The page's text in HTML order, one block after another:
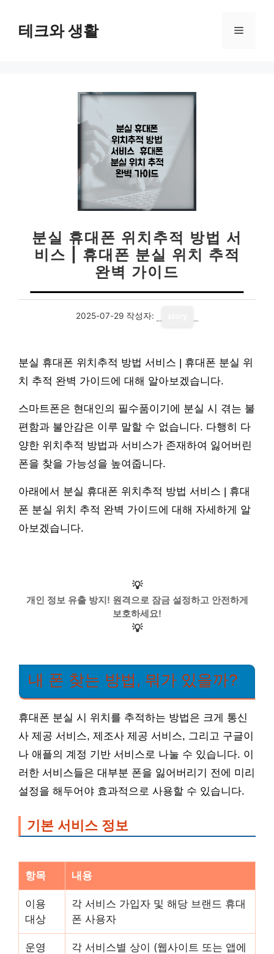
테크와 생활 메
분실 휴대폰 위치추적 방법 서
비스 | 휴대폰 분실 위치 추적
완벽 가이드
2025-07-29 작성자:
분실 휴대폰 위치추적 방법 서비스 | 휴대폰 분실 위
치 추적 완벽 가이드에 대해 알아보겠습니다.
스마트폰은 현대인의 필수품이기에 분실 시 겪는 불
편함과 불안감은 이루 말할 수 없습니다. 다행히 다
양한 위치추적 방법과 서비스가 존재하여 잃어버린
폰을 찾을 가능성을 높여줍니다.
아래에서 분실 휴대폰 위치추적 방법 서비스 | 휴대
폰 분실 위치 추적 완벽 가이드에 대해 자세하게 알
아보겠습니다.
💡
개인 정보 유출 방지! 원격으로 잠금 설정하고 안전하게
보호하세요!
💡
내 폰 찾는 방법, 뭐가 있을까?
휴대폰 분실 시 위치를 추적하는 방법은 크게 통신
사 제공 서비스, 제조사 제공 서비스, 그리고 구글이
나 애플의 계정 기반 서비스로 나눌 수 있습니다. 이
러한 서비스들은 대부분 폰을 잃어버리기 전에 미리
설정을 해두어야 효과적으로 사용할 수 있습니다.
기본 서비스 정보
항목 내용
이용
대상
각 서비스 가입자 및 해당 브랜드 휴대
폰 사용자
운영
각 서비스별 상이 (웹사이트 또는 앱에